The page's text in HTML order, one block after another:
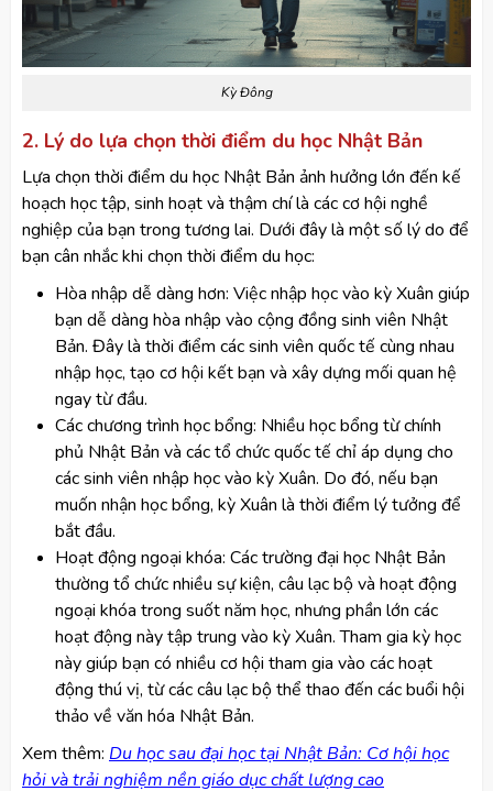
Kỳ Đông
2. Lý do lựa chọn thời điểm du học Nhật Bản
Lựa chọn thời điểm du học Nhật Bản ảnh hưởng lớn đến kế
hoạch học tập, sinh hoạt và thậm chí là các cơ hội nghề
nghiệp của bạn trong tương lai. Dưới đây là một số lý do để
bạn cân nhắc khi chọn thời điểm du học:
Hòa nhập dễ dàng hơn: Việc nhập học vào kỳ Xuân giúp
bạn dễ dàng hòa nhập vào cộng đồng sinh viên Nhật
Bản. Đây là thời điểm các sinh viên quốc tế cùng nhau
nhập học, tạo cơ hội kết bạn và xây dựng mối quan hệ
ngay từ đầu.
Các chương trình học bổng: Nhiều học bổng từ chính
phủ Nhật Bản và các tổ chức quốc tế chỉ áp dụng cho
các sinh viên nhập học vào kỳ Xuân. Do đó, nếu bạn
muốn nhận học bổng, kỳ Xuân là thời điểm lý tưởng để
bắt đầu.
Hoạt động ngoại khóa: Các trường đại học Nhật Bản
thường tổ chức nhiều sự kiện, câu lạc bộ và hoạt động
ngoại khóa trong suốt năm học, nhưng phần lớn các
hoạt động này tập trung vào kỳ Xuân. Tham gia kỳ học
này giúp bạn có nhiều cơ hội tham gia vào các hoạt
động thú vị, từ các câu lạc bộ thể thao đến các buổi hội
thảo về văn hóa Nhật Bản.
​Xem thêm: Du học sau đại học tại Nhật Bản: Cơ hội học
hỏi và trải nghiệm nền giáo dục chất lượng cao